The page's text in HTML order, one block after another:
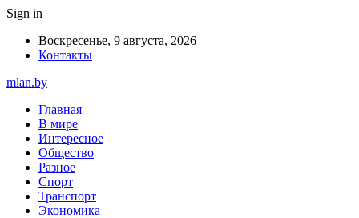
Sign in
Воскресенье, 9 августа, 2026
Контакты
mlan.by
Главная
В мире
Интересное
Общество
Разное
Спорт
Транспорт
Экономика